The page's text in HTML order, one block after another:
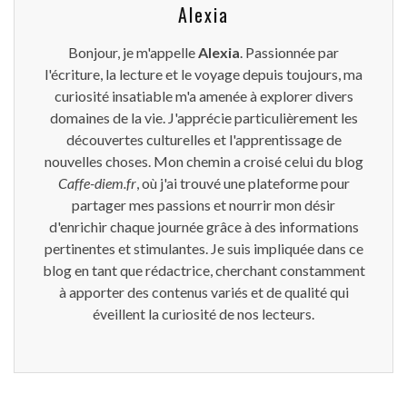
Alexia
Bonjour, je m'appelleAlexia. Passionnée par
l'écriture, la lecture et le voyage depuis toujours, ma
curiosité insatiable m'a amenée à explorer divers
domaines de la vie. J'apprécie particulièrement les
découvertes culturelles et l'apprentissage de
nouvelles choses. Mon chemin a croisé celui du blog
Caffe-diem.fr, où j'ai trouvé une plateforme pour
partager mes passions et nourrir mon désir
d'enrichir chaque journée grâce à des informations
pertinentes et stimulantes. Je suis impliquée dans ce
blog en tant que rédactrice, cherchant constamment
à apporter des contenus variés et de qualité qui
éveillent la curiosité de nos lecteurs.